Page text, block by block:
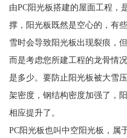
由PC阳光板搭建的屋面工程，
撑，阳光板既然是空心的，有
雪时会导致阳光板出现裂痕，
而是考虑您所建工程的龙骨情
是多少。要防止阳光板被大雪
架密度，钢结构密度加强了，
相应提升了。
PC阳光板也叫中空阳光板，属